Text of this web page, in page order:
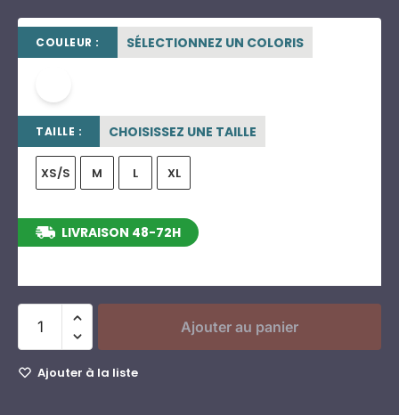
COULEUR : SÉLECTIONNEZ UN COLORIS
TAILLE : CHOISISSEZ UNE TAILLE
XS/S M L XL
LIVRAISON 48-72H
Ajouter au panier
Ajouter à la liste